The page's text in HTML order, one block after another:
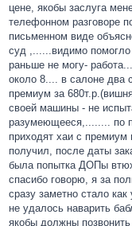
цене, якобы заслуга
телефонном разговоре
письменном виде
суд ,......видимо помогло
раньше не могу-
около 8.... в салоне два
премиум за
своей машины - не
разумеющееся,........ по
приходят хаи с премиум
получил, после даты
была попытка ДОПы
спасибо говорю, я за
сразу заметно стало
не удалось наварить
якобы должны